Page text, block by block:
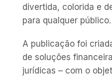
divertida, colorida e
para qualquer público.
A publicação foi
de soluções
jurídicas – com o